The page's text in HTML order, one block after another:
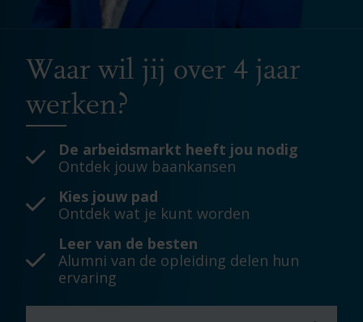
Waar wil jij over 4 jaar
werken?
De arbeidsmarkt heeft jou nodig
Ontdek jouw baankansen
Kies jouw pad
Ontdek wat je kunt worden
Leer van de besten
Alumni van de opleiding delen hun
ervaring